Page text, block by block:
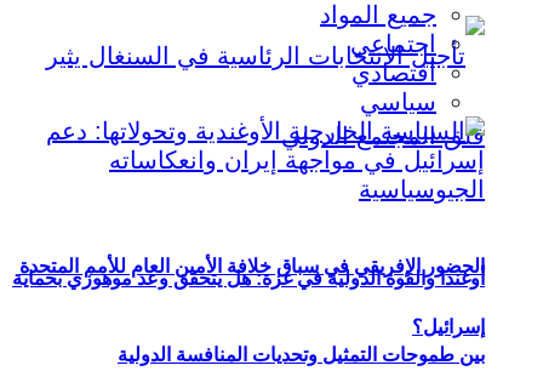
الحضور الإفريقي في سباق خلافة الأمين العام للأمم المتحدة
بين طموحات التمثيل وتحديات المنافسة الدولية
جميع المواد
اجتماعي
اقتصادي
سياسي
أوغندا والقوة الدولية في غزة: هل يتحقق وعد موهوزي بحماية
إسرائيل؟